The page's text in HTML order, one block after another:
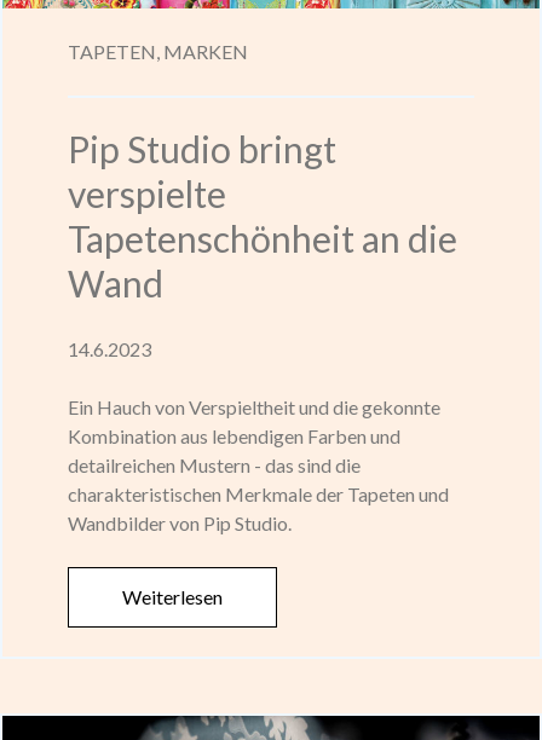
TAPETEN, MARKEN
Pip Studio bringt
verspielte
Tapetenschönheit an die
Wand
14.6.2023
Ein Hauch von Verspieltheit und die gekonnte
Kombination aus lebendigen Farben und
detailreichen Mustern - das sind die
charakteristischen Merkmale der Tapeten und
Wandbilder von Pip Studio.
Weiterlesen